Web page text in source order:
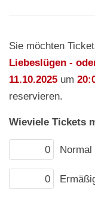
Sie möchten
Liebeslügen -
11.10.2025 um
reservieren.
Wieviele Tickets
Normal